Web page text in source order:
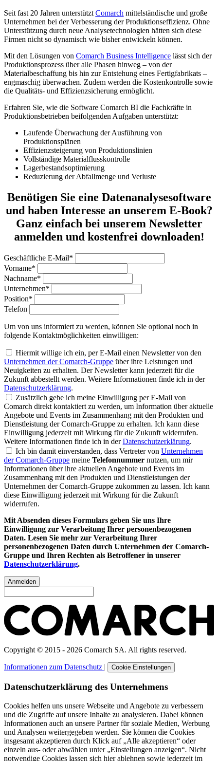
Seit fast 20 Jahren unterstützt Comarch mittelständische und große
Unternehmen bei der Verbesserung der Produktionseffizienz. Ohne
Unterstützung durch neue Analysetechnologien hätten sich diese
Firmen nicht so dynamisch wie bisher entwickeln können.
Mit den Lösungen von Comarch Business Intelligence lässt sich der
Produktionsprozess über alle Phasen hinweg – von der
Materialbeschaffung bis hin zur Entstehung eines Fertigfabrikats –
engmaschig überwachen. Zudem werden die Kostenkontrolle sowie
die Qualitäts- und Effizienzsicherung ermöglicht.
Erfahren Sie, wie die Software Comarch BI die Fachkräfte in
Produktionsbetrieben beifolgenden Aufgaben unterstützt:
Laufende Überwachung der Ausführung von
Produktionsplänen
Effizienzsteigerung von Produktionslinien
Vollständige Materialflusskontrolle
Lagerbestandsoptimierung
Reduzierung der Abfallmenge und Verluste
Benötigen Sie eine Datenanalysesoftware
und haben Interesse an unserem E-Book?
Ganz einfach bei unserem Newsletter
anmelden und kostenfrei downloaden!
Geschäftliche E-Mail*
Vorname*
Nachname*
Unternehmen*
Position*
Telefon
Um von uns informiert zu werden, können Sie optional noch in
folgende Kontaktmöglichkeiten einwilligen:
Hiermit willige ich ein, per E-Mail einen Newsletter von den
Unternehmen der Comarch-Gruppe über ihre Leistungen und
Neuigkeiten zu erhalten. Der Newsletter kann jederzeit für die
Zukunft abbestellt werden. Weitere Informationen finde ich in der
Datenschutzerklärung.
Zusätzlich gebe ich meine Einwilligung per E-Mail von
Comarch direkt kontaktiert zu werden, um Information über aktuelle
Angebote und Events im Zusammenhang mit den Produkten und
Dienstleistung der Comarch-Gruppe zu erhalten. Ich kann diese
Einwilligung jederzeit mit Wirkung für die Zukunft widerrufen.
Weitere Informationen finde ich in derDatenschutzerklärung.
Ich bin damit einverstanden, dass Vertreter von Unternehmen
der Comarch-Gruppe meine Telefonnummer nutzen, um mir
Informationen über ihre aktuellen Angebote und Events im
Zusammenhang mit den Produkten und Dienstleistungen der
Unternehmen der Comarch-Gruppe zukommen zu lassen. Ich kann
diese Einwilligung jederzeit mit Wirkung für die Zukunft
widerrufen.
Mit Absenden dieses Formulars geben Sie uns Ihre
Einwilligung zur Verarbeitung Ihrer personenbezogenen
Daten. Lesen Sie mehr zur Verarbeitung Ihrer
personenbezogenen Daten durch Unternehmen der Comarch-
Gruppe und Ihren Rechten als Betroffener in unserer
Datenschutzerklärung.
Anmelden
Copyright © 2015 - 2026 Comarch SA. All rights reserved.
Informationen zum Datenschutz | Cookie Einstellungen
Datenschutzerklärung des Unternehmens
Cookies helfen uns unsere Webseite und Angebote zu verbessern
und die Zugriffe auf unsere Inhalte zu analysieren. Dabei können
Informationen auch an unsere Partner für soziale Medien, Werbung
und Analysen weitergegeben werden. Sie können die Cookies
insgesamt akzeptieren durch Klick auf „Alle akzeptieren“ oder
einzeln aus- oder abwählen unter „Einstellungen anzeigen“. Nicht
notwendige Cookies lassen sich hier ablehnen sowie jederzeit im